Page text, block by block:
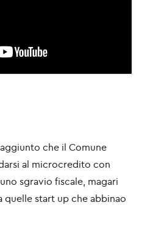
che il Comune
al microcredito con
sgravio fiscale, magari
quelle start up che abbinao